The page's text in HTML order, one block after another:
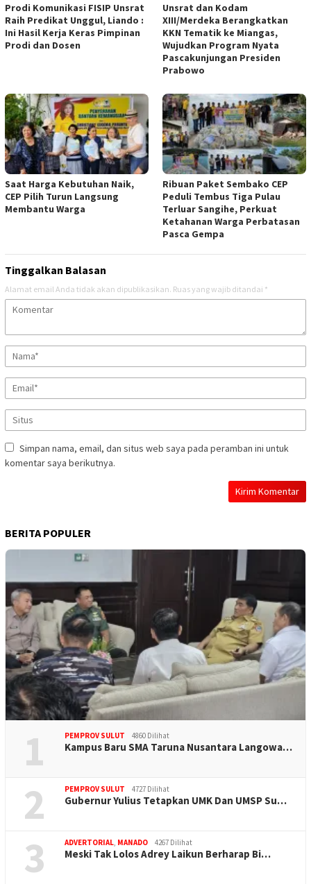
Prodi Komunikasi FISIP Unsrat
Raih Predikat Unggul, Liando :
Ini Hasil Kerja Keras Pimpinan
Prodi dan Dosen
Unsrat dan Kodam
XIII/Merdeka Berangkatkan
KKN Tematik ke Miangas,
Wujudkan Program Nyata
Pascakunjungan Presiden
Prabowo
Saat Harga Kebutuhan Naik,
CEP Pilih Turun Langsung
Membantu Warga
Ribuan Paket Sembako CEP
Peduli Tembus Tiga Pulau
Terluar Sangihe, Perkuat
Ketahanan Warga Perbatasan
Pasca Gempa
Tinggalkan Balasan
Alamat email Anda tidak akan dipublikasikan. Ruas yang wajib ditandai *
Simpan nama, email, dan situs web saya pada peramban ini untuk
komentar saya berikutnya.
BERITA POPULER
1 PEMPROV SULUT 4860 Dilihat
Kampus Baru SMA Taruna Nusantara Langowa…
2 PEMPROV SULUT 4727 Dilihat
Gubernur Yulius Tetapkan UMK Dan UMSP Su…
3 ADVERTORIAL MANADO 4267 Dilihat
Meski Tak Lolos Adrey Laikun Berharap Bi…